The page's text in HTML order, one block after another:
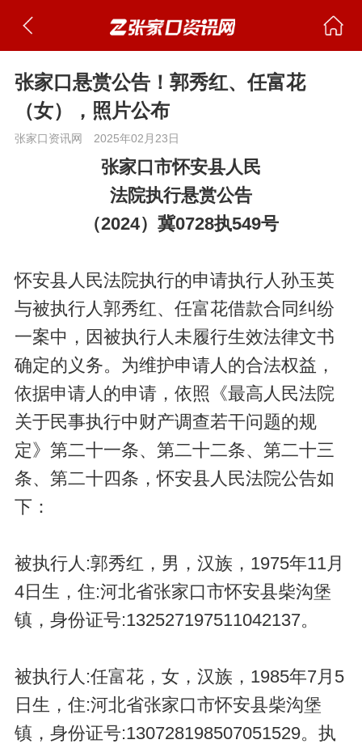
张家口悬赏公告！郭秀红、任富花
（女），照片公布
张家口资讯网 2025年02月23日
张家口市怀安县人民
法院执行悬赏公告
（2024）冀0728执549号
怀安县人民法院执行的申请执行人孙玉英
与被执行人郭秀红、任富花借款合同纠纷
一案中，因被执行人未履行生效法律文书
确定的义务。为维护申请人的合法权益，
依据申请人的申请，依照《最高人民法院
关于民事执行中财产调查若干问题的规
定》第二十一条、第二十二条、第二十三
条、第二十四条，怀安县人民法院公告如
下：
被执行人:郭秀红，男，汉族，1975年11月
4日生，住:河北省张家口市怀安县柴沟堡
镇，身份证号:132527197511042137。
被执行人:任富花，女，汉族，1985年7月5
日生，住:河北省张家口市怀安县柴沟堡
镇，身份证号:130728198507051529。执